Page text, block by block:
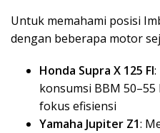
Untuk memahami posisi
dengan beberapa motor
Honda Supra X 125 FI:
konsumsi BBM
fokus efisiensi
Yamaha Jupiter Z1: